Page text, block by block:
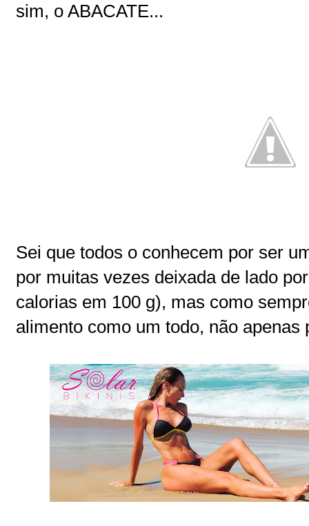
sim, o ABACATE...
Sei que todos o conhecem por ser
por muitas vezes deixada de lado
calorias em 100 g), mas como
alimento como um todo, não